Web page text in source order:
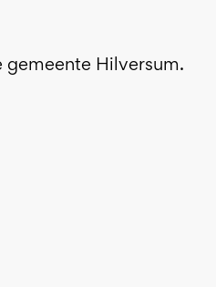
gemeente Hilversum.